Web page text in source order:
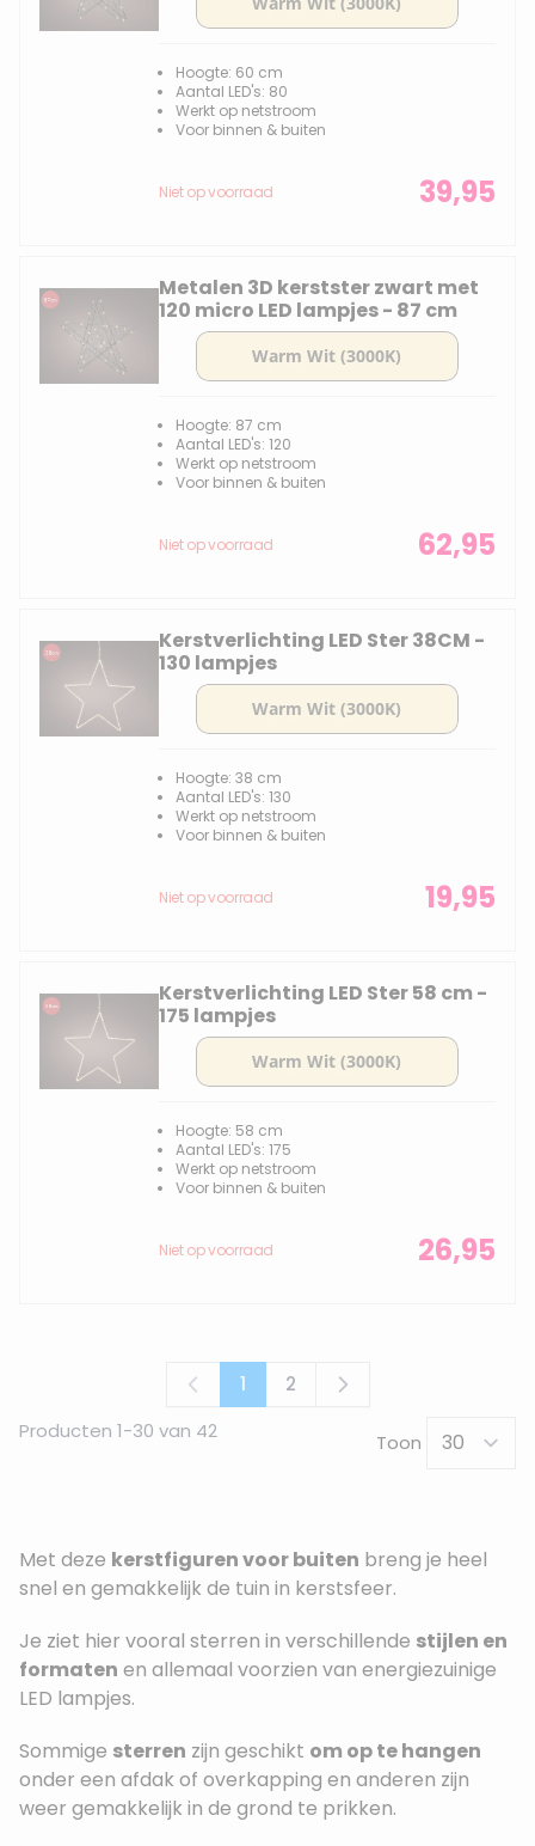
Hoogte: 60 cm
Aantal LED's: 80
Werkt op netstroom
Voor binnen & buiten
Niet op voorraad 39,95
Metalen 3D kerstster zwart met
120 micro LED lampjes - 87 cm
Hoogte: 87 cm
Aantal LED's: 120
Werkt op netstroom
Voor binnen & buiten
Niet op voorraad 62,95
Kerstverlichting LED Ster 38CM -
130 lampjes
Hoogte: 38 cm
Aantal LED's: 130
Werkt op netstroom
Voor binnen & buiten
Niet op voorraad 19,95
Kerstverlichting LED Ster 58 cm -
175 lampjes
Hoogte: 58 cm
Aantal LED's: 175
Werkt op netstroom
Voor binnen & buiten
Niet op voorraad 26,95
Producten 1-30 van 42
U lees momenteel pagina
1 Pagina
2
Toon
Met deze kerstfiguren voor buiten breng je heel
snel en gemakkelijk de tuin in kerstsfeer.
Je ziet hier vooral sterren in verschillende stijlen en
formaten en allemaal voorzien van energiezuinige
LED lampjes.
Sommige sterren zijn geschikt om op te hangen
onder een afdak of overkapping en anderen zijn
weer gemakkelijk in de grond te prikken.